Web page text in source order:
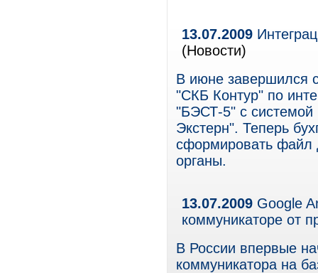
13.07.2009
(Новости)
В июне завершился
"СКБ Контур" по
"БЭСТ-5" с системой
Экстерн". Теперь
сформировать файл
органы.
13.07.2009 Google
коммуникаторе от
В России впервые
коммуникатора на